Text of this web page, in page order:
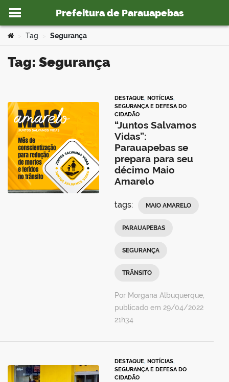
Ir para o conteúdo
Prefeitura de Parauapebas
Você está aqui:
Tag Segurança
Tag: Segurança
DESTAQUE, NOTÍCIAS,
SEGURANÇA E DEFESA DO
CIDADÃO
“Juntos Salvamos
Vidas”:
Parauapebas se
prepara para seu
décimo Maio
Amarelo
tags: MAIO AMARELO
PARAUAPEBAS
SEGURANÇA
TRÃNSITO
Por Morgana Albuquerque,
publicado em 29/04/2022
21h34
DESTAQUE, NOTÍCIAS,
SEGURANÇA E DEFESA DO
CIDADÃO